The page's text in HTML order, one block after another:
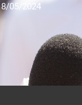
05/2024